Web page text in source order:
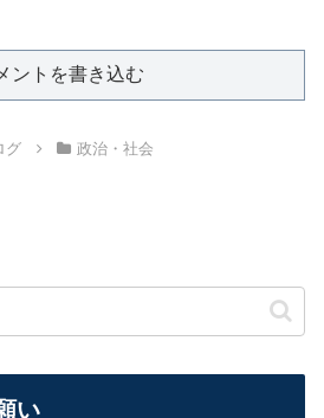
ントを書き込む
グ 政治・社会
い